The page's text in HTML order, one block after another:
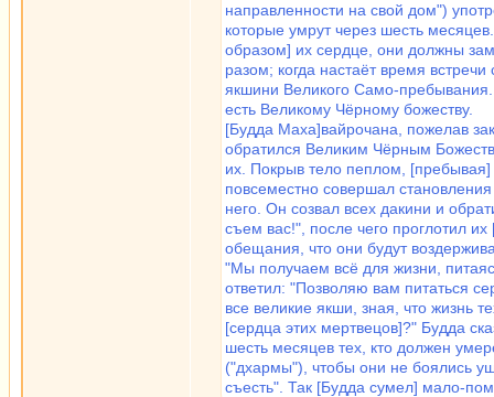
направленности на свой дом")
которые умрут через шесть
образом] их сердце, они должны
разом; когда настаёт время
якшини Великого Само-
есть Великому Чёрному божеству.
[Будда Маха]вайрочана, пожелав
обратился Великим Чёрным
их. Покрыв тело пеплом, [пребывая]
повсеместно совершал
него. Он созвал всех дакини и
съем вас!", после чего проглотил
обещания, что они будут
"Мы получаем всё для жизни,
ответил: "Позволяю вам питаться
все великие якши, зная, что жизнь
[сердца этих мертвецов]?" Будда
шесть месяцев тех, кто должен
("дхармы"), чтобы они не боялись
съесть". Так [Будда сумел] мало-